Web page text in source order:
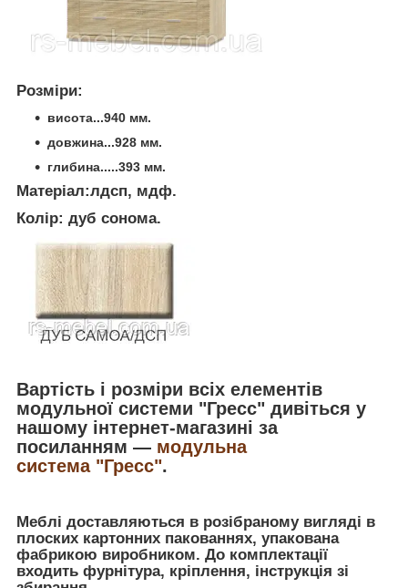
Розміри:
висота...940 мм.
довжина...928 мм.
глибина.....393 мм.
Матеріал:лдсп, мдф.
Колір: дуб сонома.
Вартість і розміри всіх елементів
модульної системи "Гресс" дивіться у
нашому інтернет-магазині за
посиланням ― модульна
система "Гресс".
Меблі доставляються в розібраному вигляді в
плоских картонних пакованнях, упакована
фабрикою виробником. До комплектації
входить фурнітура, кріплення, інструкція зі